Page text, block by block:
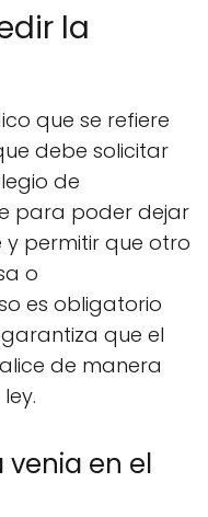
la
que se refiere
debe solicitar
de
para poder dejar
permitir que otro
o
es obligatorio
que el
de manera
en el